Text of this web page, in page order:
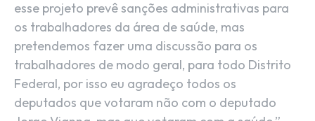
esse projeto prevê sanções administrativas para
os trabalhadores da área de saúde, mas
pretendemos fazer uma discussão para os
trabalhadores de modo geral, para todo Distrito
Federal, por isso eu agradeço todos os
deputados que votaram não com o deputado